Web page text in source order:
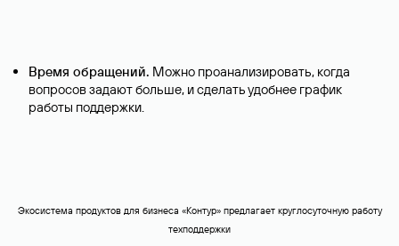
Время обращений. Можно проанализировать, когда
вопросов задают больше, и сделать удобнее график
работы поддержки.
Экосистема продуктов для бизнеса «Контур» предлагает круглосуточную работу
техподдержки